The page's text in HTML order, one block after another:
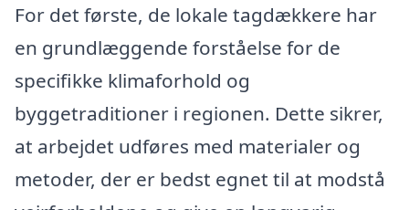
For det første, de lokale tagdækkere har
en grundlæggende forståelse for de
specifikke klimaforhold og
byggetraditioner i regionen. Dette sikrer,
at arbejdet udføres med materialer og
metoder, der er bedst egnet til at modstå